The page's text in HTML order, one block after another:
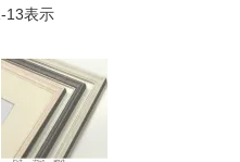
-13表示